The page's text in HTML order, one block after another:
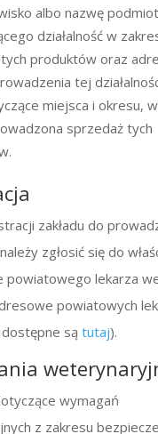
albo nazwę
działalność w
produktów oraz
tej
miejsca i okresu,
sprzedaż tych
zakładu do
zgłosić się do
powiatowego lekarza
powiatowych
są tutaj).
wymagań
z zakresu